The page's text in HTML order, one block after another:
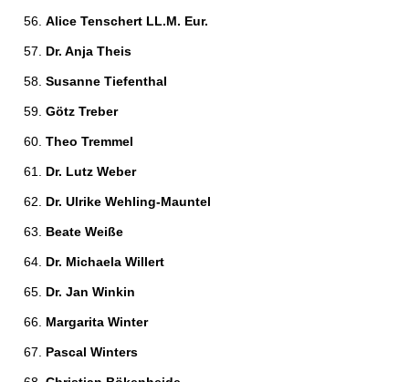
Alice Tenschert LL.M. Eur.
Dr. Anja Theis
Susanne Tiefenthal
Götz Treber
Theo Tremmel
Dr. Lutz Weber
Dr. Ulrike Wehling-Mauntel
Beate Weiße
Dr. Michaela Willert
Dr. Jan Winkin
Margarita Winter
Pascal Winters